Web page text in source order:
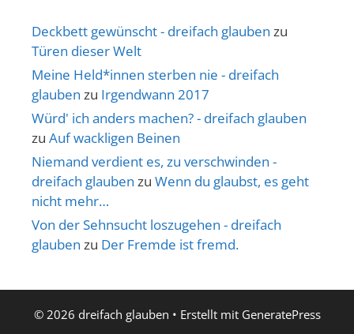
Deckbett gewünscht - dreifach glauben zu
Türen dieser Welt
Meine Held*innen sterben nie - dreifach
glauben zu Irgendwann 2017
Würd' ich anders machen? - dreifach glauben
zu Auf wackligen Beinen
Niemand verdient es, zu verschwinden -
dreifach glauben zu Wenn du glaubst, es geht
nicht mehr…
Von der Sehnsucht loszugehen - dreifach
glauben zu Der Fremde ist fremd.
© 2026 dreifach glauben • Erstellt mit GeneratePress